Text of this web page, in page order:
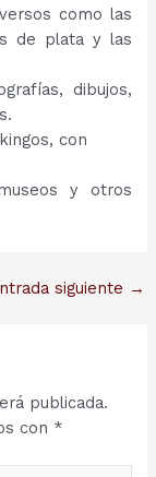
como las
de plata y las
dibujos,
con
y otros
siguiente →
publicada.
con *